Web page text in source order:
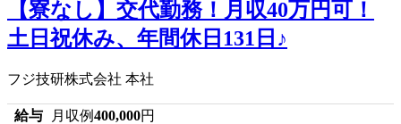
【寮なし】交代勤務！月収40万円可！
土日祝休み、年間休日131日♪
フジ技研株式会社 本社
給与 月収例400,000円